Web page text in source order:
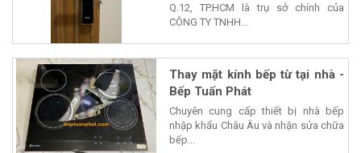
Q.12, TP.HCM là trụ sở chính của
CÔNG TY TNHH...
Thay mặt kính bếp từ tại nhà -
Bếp Tuấn Phát
Chuyên cung cấp thiết bị nhà bếp
nhập khẩu Châu Âu và nhận sửa chữa
bếp...